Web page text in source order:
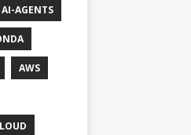
AI-AGENTS
AWS